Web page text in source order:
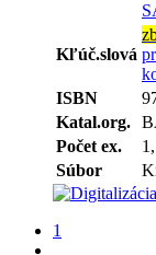
Kľúč.slová
ISBN
Katal.org.
Počet ex.
Súbor
1